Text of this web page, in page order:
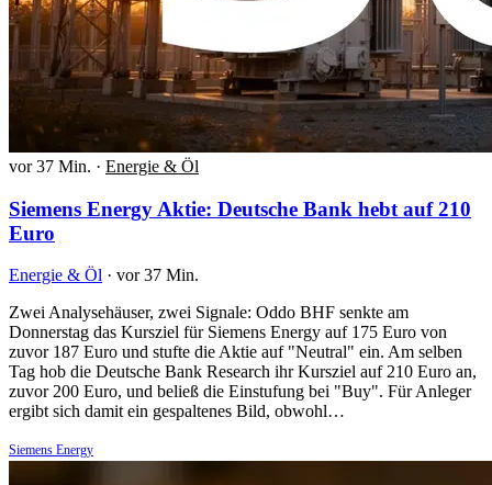
vor 37 Min. · Energie & Öl
Siemens Energy Aktie: Deutsche Bank hebt auf 210
Euro
Energie & Öl · vor 37 Min.
Zwei Analysehäuser, zwei Signale: Oddo BHF senkte am
Donnerstag das Kursziel für Siemens Energy auf 175 Euro von
zuvor 187 Euro und stufte die Aktie auf "Neutral" ein. Am selben
Tag hob die Deutsche Bank Research ihr Kursziel auf 210 Euro an,
zuvor 200 Euro, und beließ die Einstufung bei "Buy". Für Anleger
ergibt sich damit ein gespaltenes Bild, obwohl…
Siemens Energy